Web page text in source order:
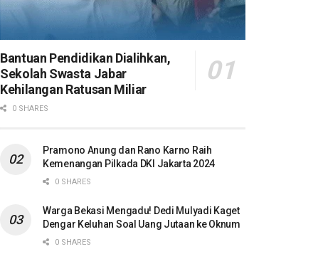
Bantuan Pendidikan Dialihkan,
Sekolah Swasta Jabar
Kehilangan Ratusan Miliar
0 SHARES
Pramono Anung dan Rano Karno Raih
Kemenangan Pilkada DKI Jakarta 2024
0 SHARES
Warga Bekasi Mengadu! Dedi Mulyadi Kaget
Dengar Keluhan Soal Uang Jutaan ke Oknum
0 SHARES